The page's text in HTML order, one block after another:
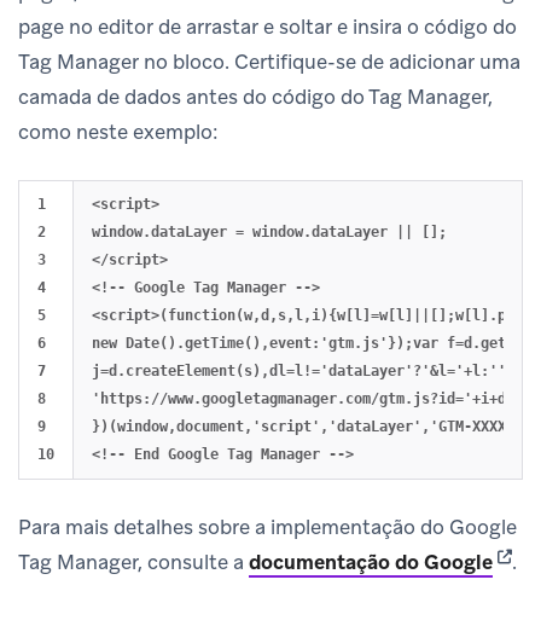
page no editor de arrastar e soltar e insira o código do
Tag Manager no bloco. Certifique-se de adicionar uma
camada de dados antes do código do Tag Manager,
como neste exemplo:
1
2
3
4
5
6
7
8
9
<script>
window.dataLayer = window.dataLayer || [];
</script>
<!-- Google Tag Manager -->
new Date().getTime(),event:'gtm.js'});var
'https://www.googletagmanager.com/
})(window,document,'script','dataLayer','GTM-
Para mais detalhes sobre a implementação do Google
Tag Manager, consulte a documentação do Google .